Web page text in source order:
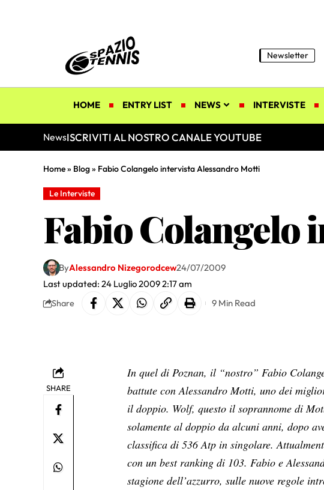
Newsletter
HOME ENTRY LIST NEWS INTERVISTE
NewsISCRIVITI AL NOSTRO CANALE YOUTUBE
Home» Blog» Fabio Colangelo intervista Alessandro Motti
Le Interviste
Fabio Colangelo
Last updated: 24 Luglio 2009 2:17 am
ByAlessandro Nizegorodcew24/07/2009
Share 9 Min Read
SHARE
In quel di Poznan, il “nostro” Fabio
battute con Alessandro Motti, uno dei
il doppio. Wolf, questo il soprannome di
solamente al doppio da alcuni anni, dopo
classifica di 536 Atp in singolare.
con un best ranking di 103. Fabio e
stagione dell’azzurro, sulle nuove regole